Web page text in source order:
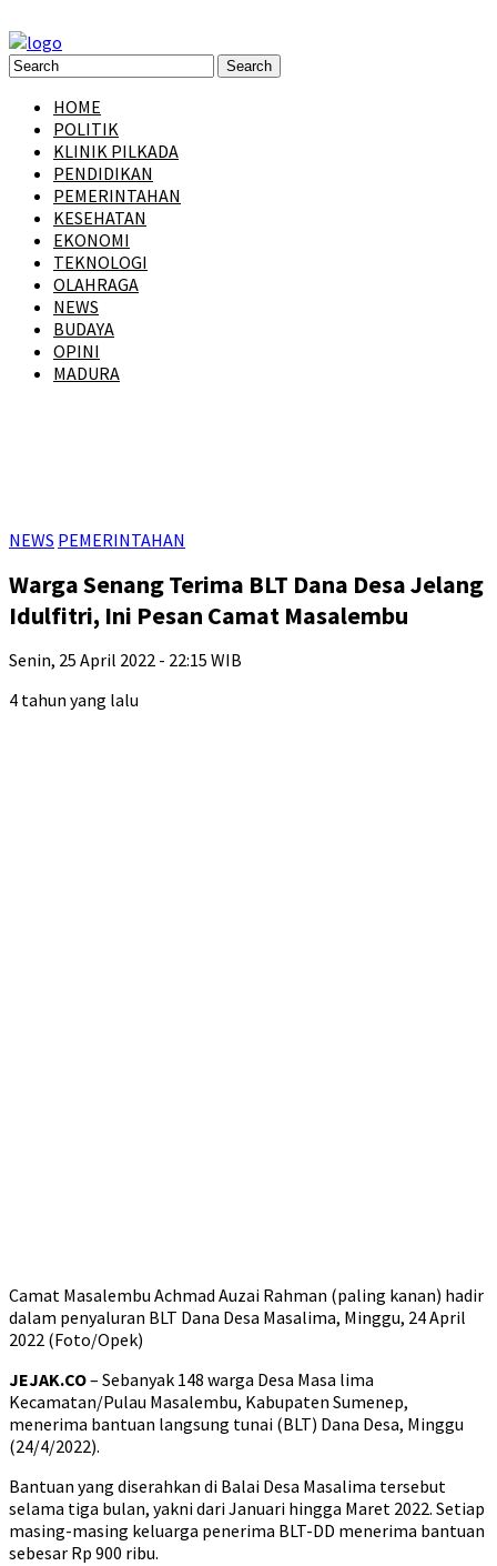
HOME
POLITIK
KLINIK PILKADA
PENDIDIKAN
PEMERINTAHAN
KESEHATAN
EKONOMI
TEKNOLOGI
OLAHRAGA
NEWS
BUDAYA
OPINI
MADURA
NEWS PEMERINTAHAN
Warga Senang Terima BLT Dana Desa Jelang
Idulfitri, Ini Pesan Camat Masalembu
Senin, 25 April 2022 - 22:15 WIB
4 tahun yang lalu
Camat Masalembu Achmad Auzai Rahman (paling kanan) hadir
dalam penyaluran BLT Dana Desa Masalima, Minggu, 24 April
2022 (Foto/Opek)
JEJAK.CO– Sebanyak 148 warga Desa Masa lima
Kecamatan/Pulau Masalembu, Kabupaten Sumenep,
menerima bantuan langsung tunai (BLT) Dana Desa, Minggu
(24/4/2022).
Bantuan yang diserahkan di Balai Desa Masalima tersebut
selama tiga bulan, yakni dari Januari hingga Maret 2022. Setiap
masing-masing keluarga penerima BLT-DD menerima bantuan
sebesar Rp 900 ribu.